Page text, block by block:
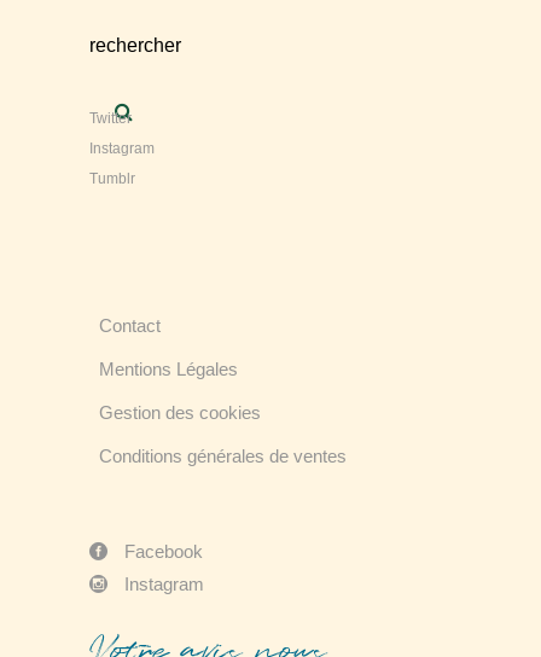
rechercher
Twitter
Instagram
Tumblr
Contact
Mentions Légales
Gestion des cookies
Conditions générales de ventes
Facebook
Instagram